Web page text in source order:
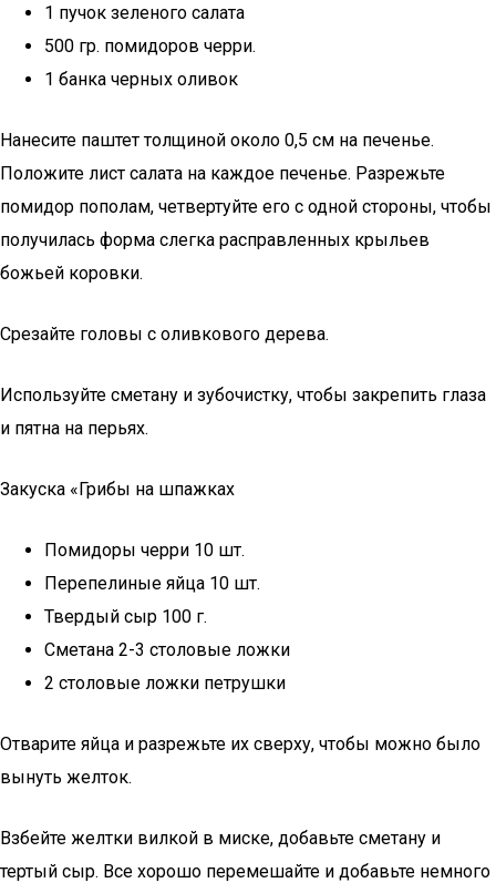
1 пучок зеленого салата
500 гр. помидоров черри.
1 банка черных оливок
Нанесите паштет толщиной около 0,5 см на печенье.
Положите лист салата на каждое печенье. Разрежьте
помидор пополам, четвертуйте его с одной стороны, чтобы
получилась форма слегка расправленных крыльев
божьей коровки.
Срезайте головы с оливкового дерева.
Используйте сметану и зубочистку, чтобы закрепить глаза
и пятна на перьях.
Закуска «Грибы на шпажках
Помидоры черри 10 шт.
Перепелиные яйца 10 шт.
Твердый сыр 100 г.
Сметана 2-3 столовые ложки
2 столовые ложки петрушки
Отварите яйца и разрежьте их сверху, чтобы можно было
вынуть желток.
Взбейте желтки вилкой в миске, добавьте сметану и
тертый сыр. Все хорошо перемешайте и добавьте немного